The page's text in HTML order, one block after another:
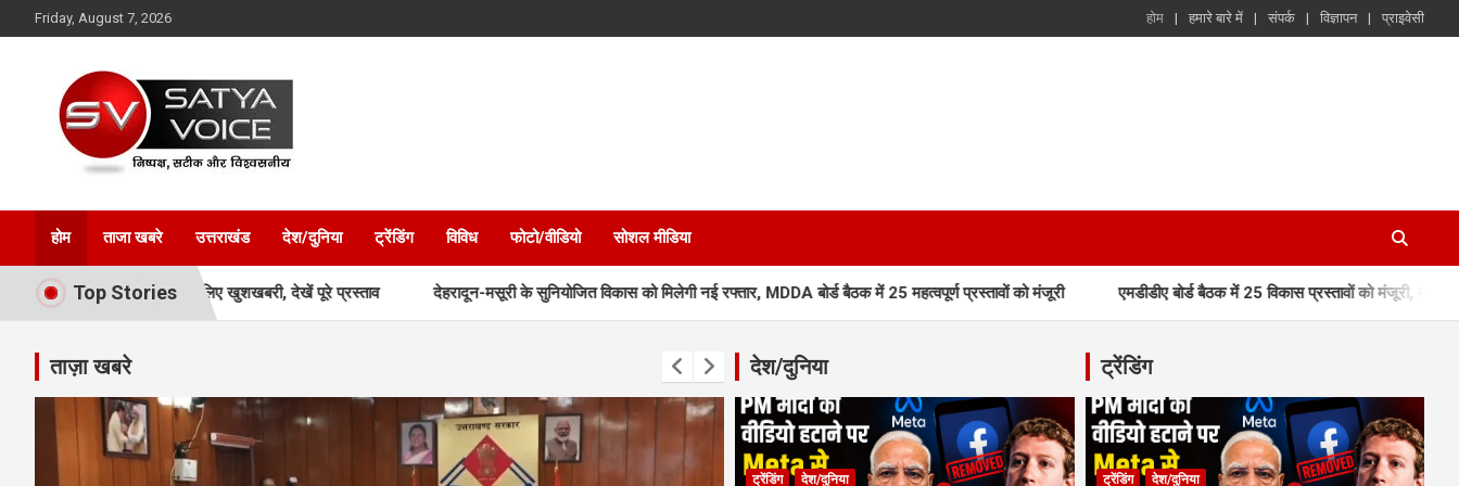
to
Friday, August 7, 2026 होम हमारे बारे में संपर्क विज्ञापन प्राइवेसी
Satya Voice
होम ताजा खबरे उत्तराखंड देश/दुनिया ट्रेंडिंग विविध फोटो/वीडियो सोशल मीडिया
Top Stories
वर्ग के लिए खुशखबरी, देखें पूरे प्रस्ताव देहरादून-मसूरी के सुनियोजित विकास को मिलेगी नई रफ्तार, MDDA बोर्ड बैठक में 25 महत्वपूर्ण प्रस्तावों को मंजूरी एमडीडीए बोर्ड बैठक में 25 विकास प्रस्तावों को मंजूरी, लैंड पूलिंग, पर्यटन,
ताज़ा खबरे देश/दुनिया
ट्रेंडिंग देश/दुनिया
ट्रेंडिंग
ट्रेंडिंग देश/दुनिया